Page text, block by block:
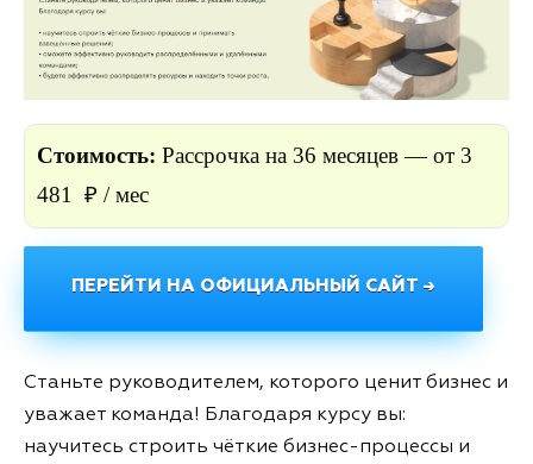
Стоимость: Рассрочка на 36 месяцев — от 3
481 ₽ / мес
ПЕРЕЙТИ НА ОФИЦИАЛЬНЫЙ САЙТ →
Станьте руководителем, которого ценит бизнес и
уважает команда! Благодаря курсу вы:
научитесь строить чёткие бизнес-процессы и